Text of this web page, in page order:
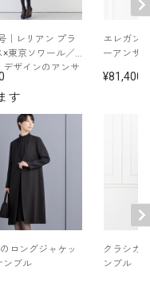
肩幅 着丈
37.0 106.0
37.5
38.0 107.0
38.5
39.0
ョーゼット）×トリアセ
（グログラン）
す
ロングジャケッ
ンブル
クラシカ
ンブル
｜レリアン プラ
×東京ソワール／
デザインのアンサ
エレガン
ーアンサ
81,400